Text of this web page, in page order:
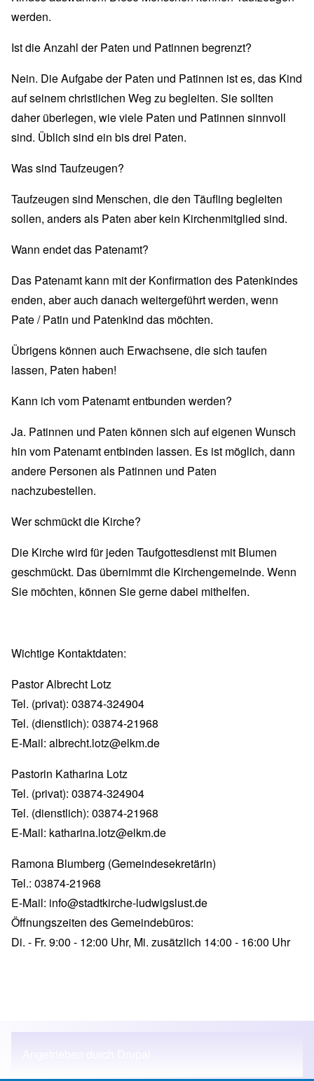
werden.
Ist die Anzahl der Paten und Patinnen begrenzt?
Nein. Die Aufgabe der Paten und Patinnen ist es, das Kind
auf seinem christlichen Weg zu begleiten. Sie sollten
daher überlegen, wie viele Paten und Patinnen sinnvoll
sind. Üblich sind ein bis drei Paten.
Was sind Taufzeugen?
Taufzeugen sind Menschen, die den Täufling begleiten
sollen, anders als Paten aber kein Kirchenmitglied sind.
Wann endet das Patenamt?
Das Patenamt kann mit der Konfirmation des Patenkindes
enden, aber auch danach weitergeführt werden, wenn
Pate / Patin und Patenkind das möchten.
Übrigens können auch Erwachsene, die sich taufen
lassen, Paten haben!
Kann ich vom Patenamt entbunden werden?
Ja. Patinnen und Paten können sich auf eigenen Wunsch
hin vom Patenamt entbinden lassen. Es ist möglich, dann
andere Personen als Patinnen und Paten
nachzubestellen.
Wer schmückt die Kirche?
Die Kirche wird für jeden Taufgottesdienst mit Blumen
geschmückt. Das übernimmt die Kirchengemeinde. Wenn
Sie möchten, können Sie gerne dabei mithelfen.
Wichtige Kontaktdaten:
Pastor Albrecht Lotz
Tel. (privat): 03874-324904
Tel. (dienstlich): 03874-21968
E-Mail: albrecht.lotz@elkm.de
Pastorin Katharina Lotz
Tel. (privat): 03874-324904
Tel. (dienstlich): 03874-21968
E-Mail: katharina.lotz@elkm.de
Ramona Blumberg (Gemeindesekretärin)
Tel.: 03874-21968
E-Mail: info@stadtkirche-ludwigslust.de
Öffnungszeiten des Gemeindebüros:
Di. - Fr. 9:00 - 12:00 Uhr, Mi. zusätzlich 14:00 - 16:00 Uhr